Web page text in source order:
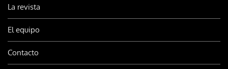
La revista
El equipo
Contacto